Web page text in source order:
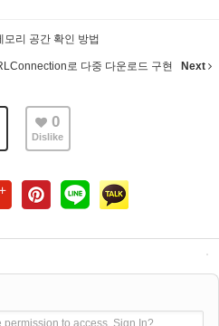
리 공간 확인 방법
로 다중 다운로드 구현 Next
0
Dislike
to access. Sign In?